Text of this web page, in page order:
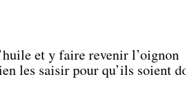
et y faire revenir l’oignon
les saisir pour qu’ils soient